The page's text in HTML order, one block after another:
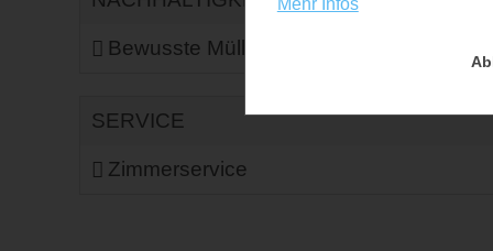
Bewusste Müllvermeidung
SERVICE
Zimmerservice
Mehr Infos